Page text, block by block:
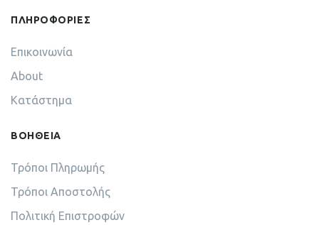
ΠΛΗΡΟΦΟΡΙΕΣ
Επικοινωνία
About
Κατάστημα
ΒΟΗΘΕΙΑ
Τρόποι Πληρωμής
Τρόποι Αποστολής
Πολιτική Επιστροφών